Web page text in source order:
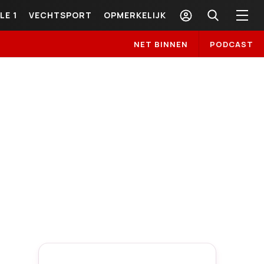
1 VECHTSPORT OPMERKELIJK
NET BINNEN PODCAST